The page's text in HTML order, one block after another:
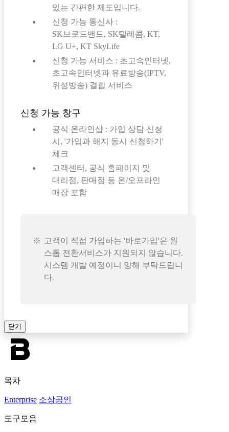
있는 간편한 제도입니다.
신청 가능 통신사 :
SK브로드밴드, SK텔레콤, KT,
LG U+, KT SkyLife
신청 가능 서비스 : 초고속인터넷,
초고속인터넷과 유료방송(IPTV,
위성방송) 결합 서비스
신청 가능 창구
공식 온라인샵 : 가입 상담 신청
시, '가입과 해지 동시 신청하기'
체크
고객센터, 공식 홈페이지 및
대리점, 판매점 등 온/오프라인
매장 포함
고객이 직접 가입하는 '바로가입'은 원
스톱 전환서비스가 지원되지 않습니다.
시스템 개발 예정이니 양해 부탁드립니
다.
닫기
목차
Enterprise 소상공인
도구모음